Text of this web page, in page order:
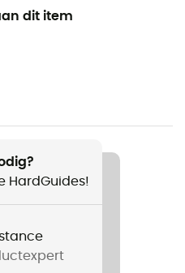
dit item
HardGuides!